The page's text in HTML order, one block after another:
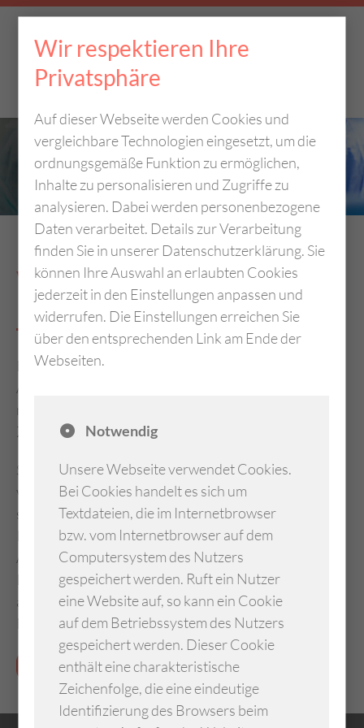
VOM AUSTAUSCH
PROFITIEREN
Dies ist die geschützte Plattform, auf der sich alle
AKG-Mitglieder austauschen können. Für den Zugriff
melden Sie sich bitte mit Ihren persönlichen
Zugangsdaten an.
Sofern Sie noch nicht über ein Benutzerkonto
verfügen, können Sie sich hier registrieren
sowohl für Mitglieder der AKG, als auch für
Presseunternehmen und für Interessenten zu den
Aktivitäten des AKG jeweils ein
Registrierungsformular. Interessenten können sich
auf diesem Wege für unseren Presseverteiler oder
Newsletter anmelden.
Zum Login
Wir respektieren Ihre
Privatsphäre
Auf dieser Webseite werden Cookies und
vergleichbare Technologien eingesetzt, um die
ordnungsgemäße Funktion zu ermöglichen,
Inhalte zu personalisieren und Zugriffe zu
analysieren. Dabei werden personenbezogene
Daten verarbeitet. Details zur Verarbeitung
finden Sie in unserer Datenschutzerklärung. Sie
können Ihre Auswahl an erlaubten Cookies
jederzeit in den Einstellungen anpassen und
widerrufen. Die Einstellungen erreichen Sie
über den entsprechenden Link am Ende der
Webseiten.
Notwendig
Unsere Webseite verwendet Cookies.
Bei Cookies handelt es sich um
Textdateien, die im Internetbrowser
bzw. vom Internetbrowser auf dem
Computersystem des Nutzers
gespeichert werden. Ruft ein Nutzer
eine Website auf, so kann ein Cookie
auf dem Betriebssystem des Nutzers
gespeichert werden. Dieser Cookie
enthält eine charakteristische
Zeichenfolge, die eine eindeutige
Identifizierung des Browsers beim